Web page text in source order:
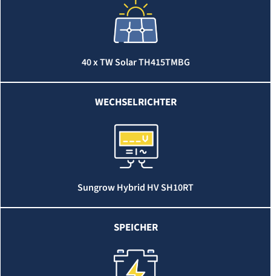
40 x TW Solar TH415TMBG
WECHSELRICHTER
Sungrow Hybrid HV SH10RT
SPEICHER